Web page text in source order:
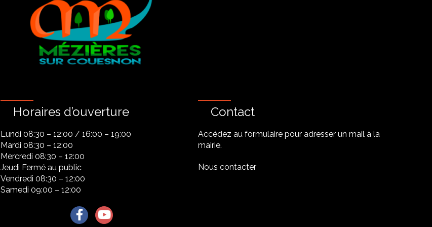
Horaires d’ouverture
Lundi 08:30 – 12:00 / 16:00 – 19:00
Mardi 08:30 – 12:00
Mercredi 08:30 – 12:00
Jeudi Fermé au public
Vendredi 08:30 – 12:00
Samedi 09:00 – 12:00
Contact
Accédez au formulaire pour adresser un mail à la
mairie.
Nous contacter
Lien vers le compte Facebook
Lien vers la chaîne Youtube